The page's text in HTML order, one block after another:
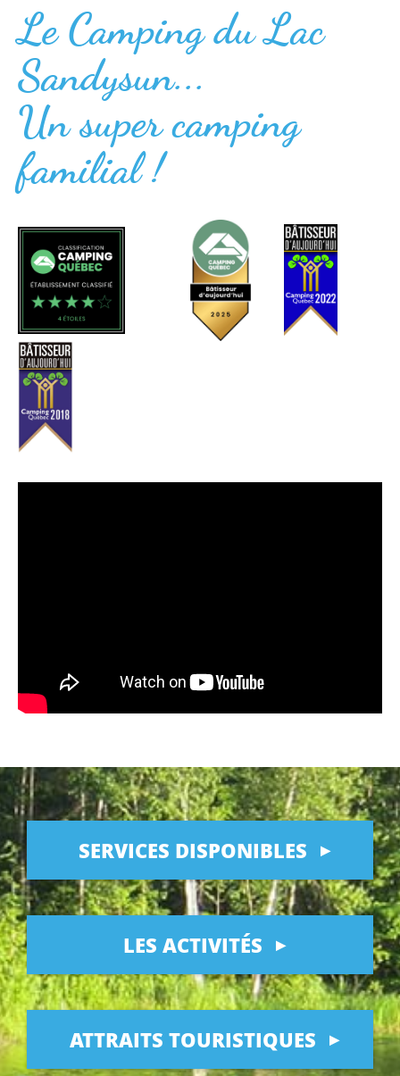
Le Camping du Lac
Sandysun...
Un super camping
familial !
SERVICES DISPONIBLES
LES ACTIVITÉS
ATTRAITS TOURISTIQUES